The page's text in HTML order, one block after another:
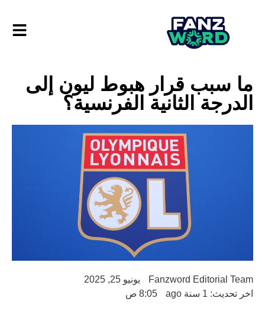
ما سبب قرار هبوط ليون إلى
الدرجة الثانية الفرنسية؟
Fanzword Editorial Team
يونيو 25, 2025
اخر تحديث: 1 سنة ago
8:05 ص